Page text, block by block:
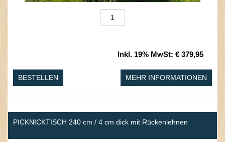
Inkl. 19% MwSt: € 379,95
MEHR INFORMATIONEN
BESTELLEN
PICKNICKTISCH 240 cm / 4 cm dick mit Rückenlehnen